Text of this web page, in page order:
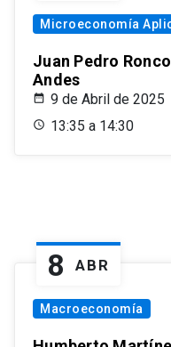
Microeconomía
Juan Pedro
Andes
9 de Abril de 2025
13:35 a 14:30
8 ABR
Macroeconomía